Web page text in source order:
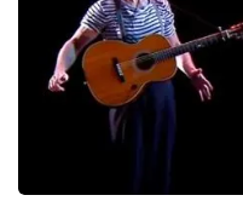
BESTEL NU